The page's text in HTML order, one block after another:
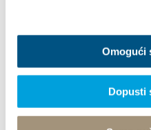
Omogući
Dopusti
21216 Kaštel Stari, Hrvatska